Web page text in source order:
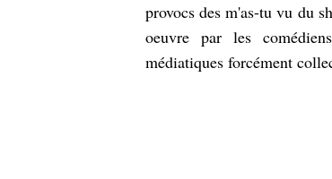
provocs des m'as-tu vu du
oeuvre par les
médiatiques forcément